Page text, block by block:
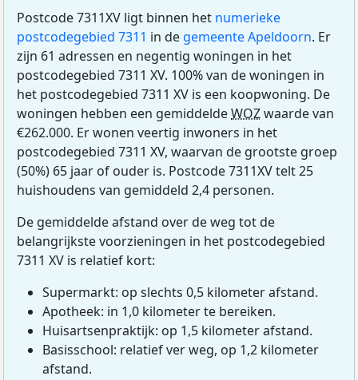
Postcode 7311XV ligt binnen het numerieke
postcodegebied 7311 in de gemeente Apeldoorn. Er
zijn 61 adressen en negentig woningen in het
postcodegebied 7311 XV. 100% van de woningen in
het postcodegebied 7311 XV is een koopwoning. De
woningen hebben een gemiddeldeWOZwaarde van
€262.000. Er wonen veertig inwoners in het
postcodegebied 7311 XV, waarvan de grootste groep
(50%) 65 jaar of ouder is. Postcode 7311XV telt 25
huishoudens van gemiddeld 2,4 personen.
De gemiddelde afstand over de weg tot de
belangrijkste voorzieningen in het postcodegebied
7311 XV is relatief kort:
Supermarkt: op slechts 0,5 kilometer afstand.
Apotheek: in 1,0 kilometer te bereiken.
Huisartsenpraktijk: op 1,5 kilometer afstand.
Basisschool: relatief ver weg, op 1,2 kilometer
afstand.